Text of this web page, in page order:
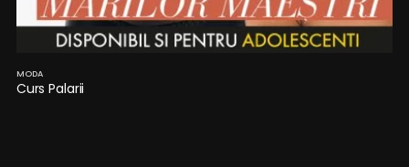
MODA
Curs Palarii